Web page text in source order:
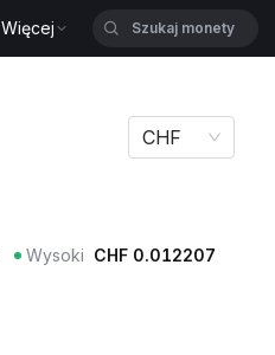
Więcej
CHF
Wysoki CHF 0.012207